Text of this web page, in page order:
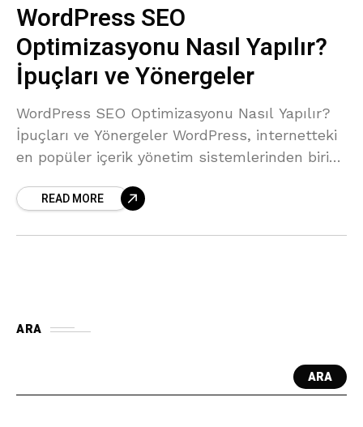
WordPress SEO
Optimizasyonu Nasıl Yapılır?
İpuçları ve Yönergeler
WordPress SEO Optimizasyonu Nasıl Yapılır?
İpuçları ve Yönergeler WordPress, internetteki
en popüler içerik yönetim sistemlerinden biridir
yapmak, web sitenizin daha fazla trafik
READ MORE
ARA
ARA